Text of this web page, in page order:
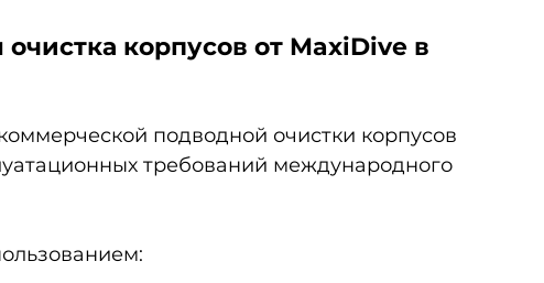
корпусов от MaxiDive в
подводной очистки корпусов
требований международного